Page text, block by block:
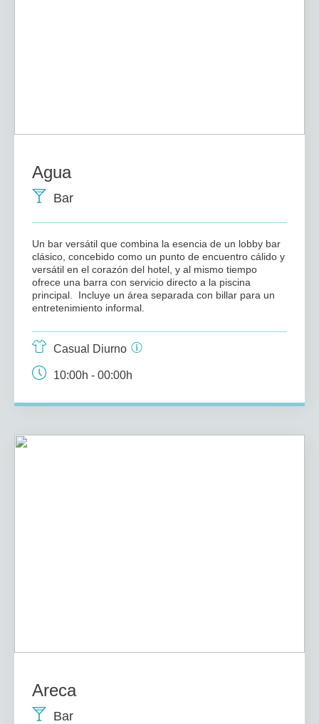
Agua
Bar
Un bar versátil que combina la esencia de un lobby bar
clásico, concebido como un punto de encuentro cálido y
versátil en el corazón del hotel, y al mismo tiempo
ofrece una barra con servicio directo a la piscina
principal. Incluye un área separada con billar para un
entretenimiento informal.
Casual Diurno
10:00h - 00:00h
Areca
Bar